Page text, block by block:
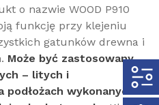
o nazwie WOOD P910
funkcję przy klejeniu
gatunków drewna i
Może być zastosowany
– litych i
wykonanych z